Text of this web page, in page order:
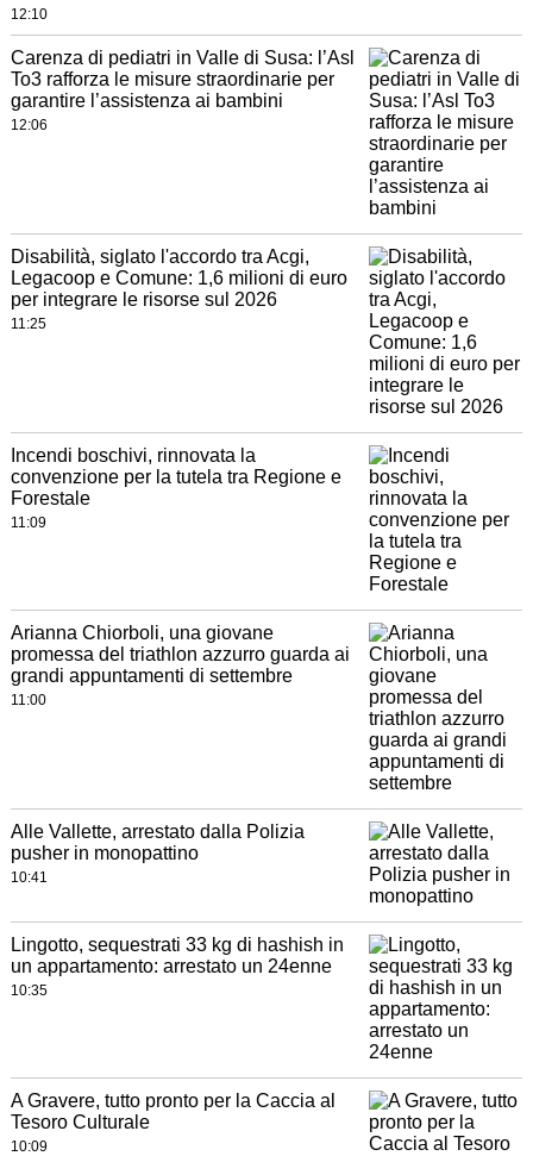
12:10
Carenza di pediatri in Valle di Susa: l’Asl
To3 rafforza le misure straordinarie per
garantire l’assistenza ai bambini
12:06
Disabilità, siglato l'accordo tra Acgi,
Legacoop e Comune: 1,6 milioni di euro
per integrare le risorse sul 2026
11:25
Incendi boschivi, rinnovata la
convenzione per la tutela tra Regione e
Forestale
11:09
Arianna Chiorboli, una giovane
promessa del triathlon azzurro guarda ai
grandi appuntamenti di settembre
11:00
Alle Vallette, arrestato dalla Polizia
pusher in monopattino
10:41
Lingotto, sequestrati 33 kg di hashish in
un appartamento: arrestato un 24enne
10:35
A Gravere, tutto pronto per la Caccia al
Tesoro Culturale
10:09